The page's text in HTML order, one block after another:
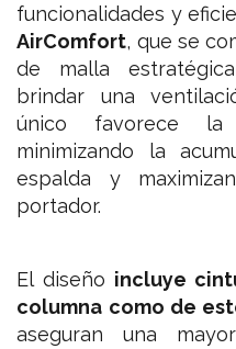
funcionalidades y
AirComfort, que se
de malla
brindar una
único favorece
minimizando la
espalda y
portador.
El diseño incluye
columna como de
aseguran una